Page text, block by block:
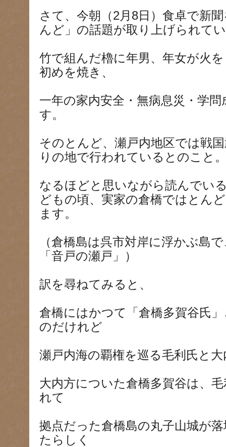
さて、今朝（2月8日）食卓で新
んど」の話題が取り上げられて
竹で組んだ櫓に年男、年女が火
初めを焼き、
一年の家内安全・無病息災・学
す。
そのとんど、瀬戸内地区では戦
りの地で行われているとのこと
なるほどと思いながら読んでい
どもの頃、実家の倉橋ではとん
ます。
（倉橋島は呉市対岸に浮かぶ島
「音戸の瀬戸」）
訳を尋ねてみると、
倉橋にはかつて「倉橋多賀谷氏
のだけれど
瀬戸内海の覇権を巡る毛利氏と
大内方についた倉橋多賀谷は、
れて
拠点だった倉橋島の丸子山城が
たらしく